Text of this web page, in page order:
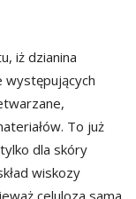
iż dzianina
występujących
To już
dla skóry
wiskozy
celuloza sama